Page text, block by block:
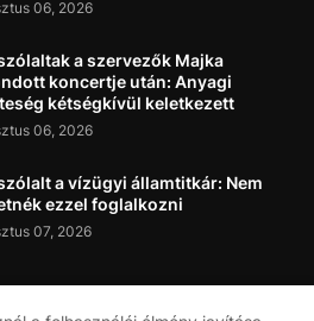
06, 2026
a szervezők Majka
koncertje után: Anyagi
kétségkívül keletkezett
06, 2026
a vízügyi államtitkár: Nem
ezzel foglalkozni
07, 2026